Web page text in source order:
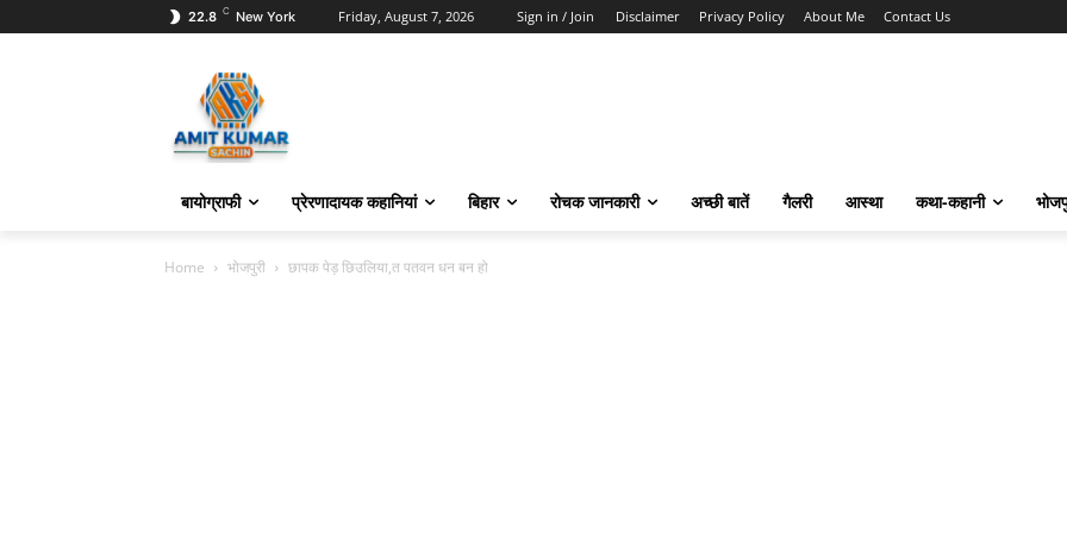
22.8 C New York Friday, August 7, 2026 Sign in / Join Disclaimer Privacy Policy About Me Contact Us
बायोग्राफी प्रेरणादायक कहानियां बिहार रोचक जानकारी अच्छी बातें गैलरी आस्था कथा-कहानी
Home भोजपुरी छापक पेड़ छिउलिया,त पतवन धन बन हो